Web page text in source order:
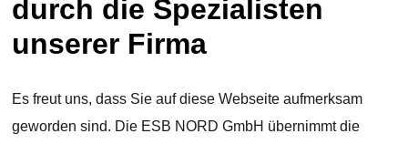
durch die Spezialisten
unserer Firma
Es freut uns, dass Sie auf diese Webseite aufmerksam
geworden sind. Die ESB NORD GmbH übernimmt die